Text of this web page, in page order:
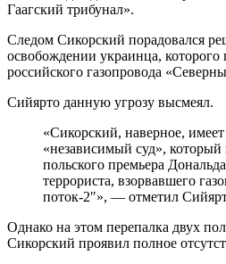
Гаагский трибунал».
Следом Сикорский порадовался
освобождении украинца,
российского газопровода
Сийярто данную угрозу высмеял.
«Сикорский, наверное,
«независимый суд»,
польского премьера
террориста, взорвавшего
поток-2″», — отметил
Однако на этом перепалка двух
Сикорский проявил полное